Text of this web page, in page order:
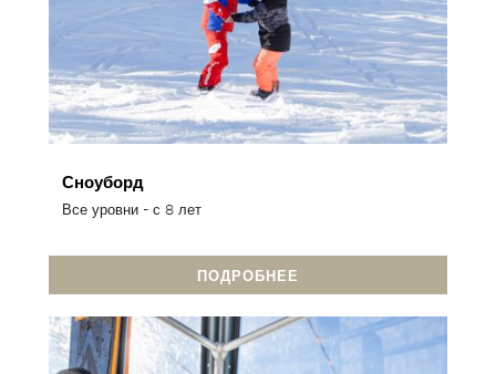
Сноуборд
Все уровни - с 8 лет
ПОДРОБНЕЕ